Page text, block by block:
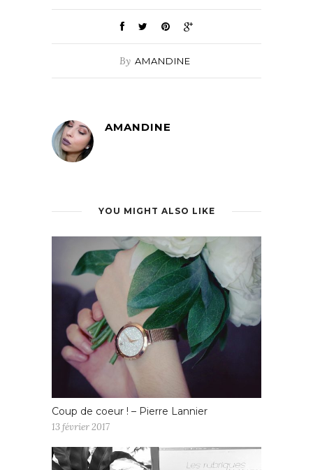
By AMANDINE
AMANDINE
YOU MIGHT ALSO LIKE
Coup de coeur ! – Pierre Lannier
13 février 2017